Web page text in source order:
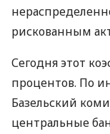
рискованным
Сегодня этот
процентов. По
Базельский
центральные